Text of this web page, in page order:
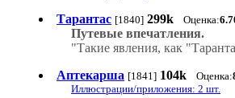
Тарантас [1840] 299k Оценка:
Путевые впечатления.
"Такие явления, как
Аптекарша [1841] 104k Оценка:
Иллюстрации/приложения: 2 шт.